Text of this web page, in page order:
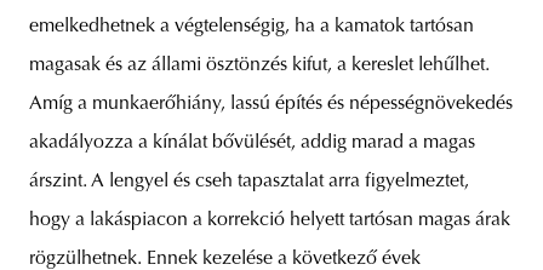
emelkedhetnek a végtelenségig, ha a kamatok tartósan
magasak és az állami ösztönzés kifut, a kereslet lehűlhet.
Amíg a munkaerőhiány, lassú építés és népességnövekedés
akadályozza a kínálat bővülését, addig marad a magas
árszint. A lengyel és cseh tapasztalat arra figyelmeztet,
hogy a lakáspiacon a korrekció helyett tartósan magas árak
rögzülhetnek. Ennek kezelése a következő évek